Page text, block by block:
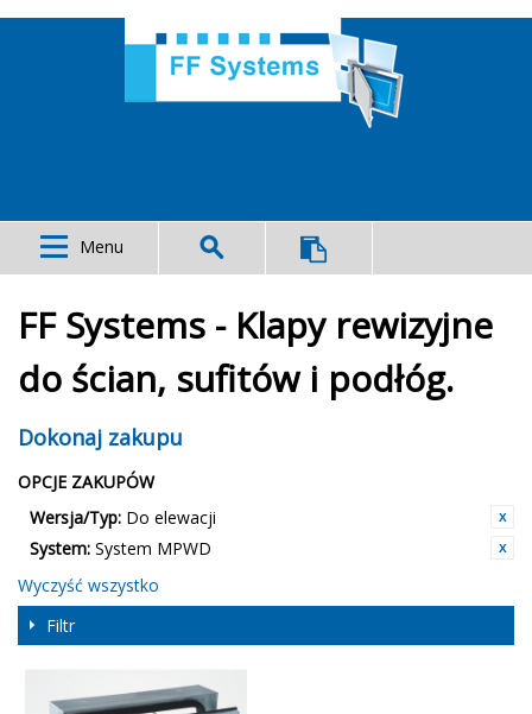
Menu
FF Systems - Klapy rewizyjne
do ścian, sufitów i podłóg.
Dokonaj zakupu
OPCJE ZAKUPÓW
Wersja/Typ: Do elewacji
System: System MPWD
Wyczyść wszystko
Filtr